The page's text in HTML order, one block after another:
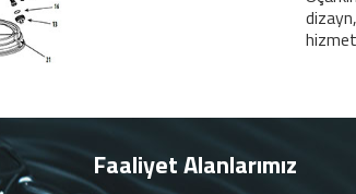
Faaliyet Alanlarımız